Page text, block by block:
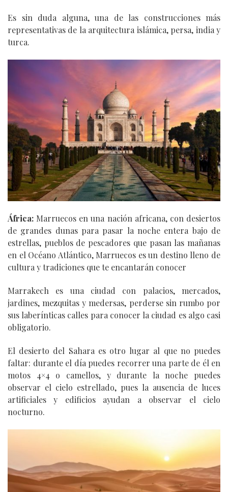
Es sin duda alguna, una de las construcciones más
representativas de la arquitectura islámica, persa, india y
turca.
África: Marruecos en una nación africana, con desiertos
de grandes dunas para pasar la noche entera bajo de
estrellas, pueblos de pescadores que pasan las mañanas
en el Océano Atlántico, Marruecos es un destino lleno de
cultura y tradiciones que te encantarán conocer
Marrakech es una ciudad con palacios, mercados,
jardines, mezquitas y medersas, perderse sin rumbo por
sus laberínticas calles para conocer la ciudad es algo casi
obligatorio.
El desierto del Sahara es otro lugar al que no puedes
faltar: durante el día puedes recorrer una parte de él en
motos 4×4 o camellos, y durante la noche puedes
observar el cielo estrellado, pues la ausencia de luces
artificiales y edificios ayudan a observar el cielo
nocturno.